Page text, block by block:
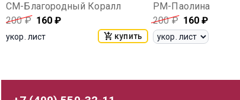
СМ-Благородный Коралл
200₽ 160 ₽
укор. лист купить
РМ-Паолина
200₽ 160 ₽